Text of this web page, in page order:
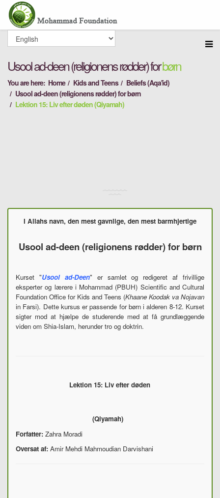
Usool ad-deen (religionens rødder) forbørn
You are here: Home Kids and Teens
Beliefs (Aqa'id)
Usool ad-deen (religionens rødder) for børn
Lektion 15: Liv efter døden (Qiyamah)
I Allahs navn, den mest gavnlige, den mest barmhjertige
Usool ad-deen (religionens rødder) for børn
Kurset "Usoolad-Deen" er samlet og redigeret af frivillige
eksperter og lærere i Mohammad (PBUH) Scientific and Cultural
Foundation Office for Kids and Teens (Khaane Koodak va Nojavan
in Farsi). Dette kursus er passende for børn i alderen 8-12. Kurset
sigter mod at hjælpe de studerende med at få grundlæggende
viden om Shia-Islam, herunder tro og doktrin.
Lektion 15: Liv efter døden
(Qiyamah)
Forfatter: Zahra Moradi
Oversat af: Amir Mehdi Mahmoudian Darvishani